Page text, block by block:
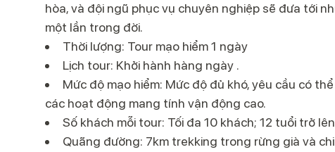
hòa, và đội ngũ phục vụ chuyên nghiệp sẽ đưa tới
một lần trong đời.
Thời lượng: Tour mạo hiểm 1 ngày
Lịch tour: Khởi hành hàng ngày .
Mức độ mạo hiểm: Mức độ đủ khó, yêu cầu có
các hoạt động mang tính vận động cao.
Số khách mỗi tour: Tối đa 10 khách; 12 tuổi trở lên
Quãng đường: 7km trekking trong rừng già và